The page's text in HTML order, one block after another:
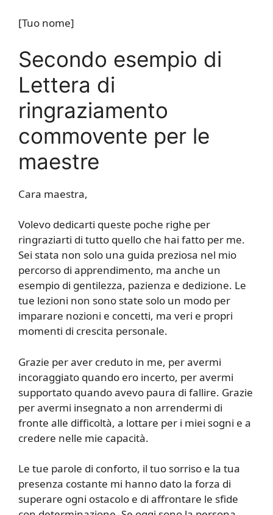
[Tuo nome]
Secondo esempio di
Lettera di
ringraziamento
commovente per le
maestre
Cara maestra,
Volevo dedicarti queste poche righe per
ringraziarti di tutto quello che hai fatto per me.
Sei stata non solo una guida preziosa nel mio
percorso di apprendimento, ma anche un
esempio di gentilezza, pazienza e dedizione. Le
tue lezioni non sono state solo un modo per
imparare nozioni e concetti, ma veri e propri
momenti di crescita personale.
Grazie per aver creduto in me, per avermi
incoraggiato quando ero incerto, per avermi
supportato quando avevo paura di fallire. Grazie
per avermi insegnato a non arrendermi di
fronte alle difficoltà, a lottare per i miei sogni e a
credere nelle mie capacità.
Le tue parole di conforto, il tuo sorriso e la tua
presenza costante mi hanno dato la forza di
superare ogni ostacolo e di affrontare le sfide